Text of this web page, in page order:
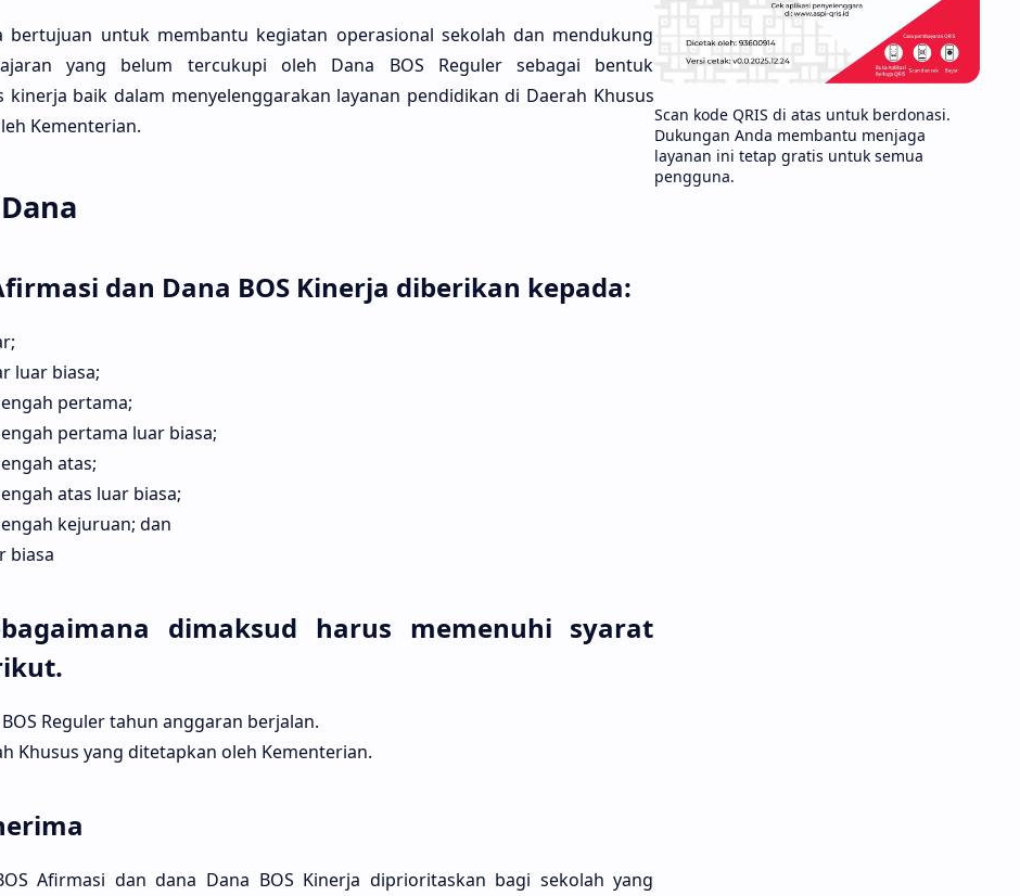
bertujuan untuk membantu kegiatan operasional sekolah dan mendukung
yang belum tercukupi oleh Dana BOS Reguler sebagai bentuk
kinerja baik dalam menyelenggarakan layanan pendidikan di Daerah Khusus
Kementerian.
dan Dana BOS Kinerja diberikan kepada:
luar biasa;
pertama;
pertama luar biasa;
atas;
atas luar biasa;
kejuruan; dan
biasa
dimaksud harus memenuhi syarat
Reguler tahun anggaran berjalan.
Khusus yang ditetapkan oleh Kementerian.
Afirmasi dan dana Dana BOS Kinerja diprioritaskan bagi sekolah yang
Scan kode QRIS di atas untuk berdonasi.
Dukungan Anda membantu menjaga
layanan ini tetap gratis untuk semua
pengguna.